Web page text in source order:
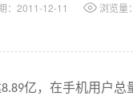
：2011-12-11 浏览量：
8.89亿，在手机用户总